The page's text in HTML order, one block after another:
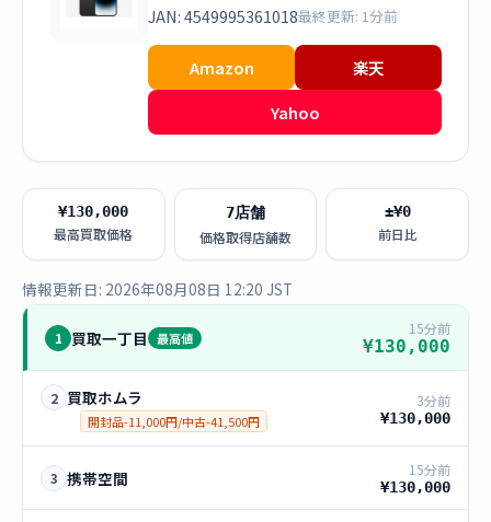
JAN: 4549995361018最終更新: 1分前
Amazon
楽天
Yahoo
¥130,000
最高買取価格
7店舗
価格取得店舗数
±¥0
前日比
情報更新日: 2026年08月08日 12:20 JST
1 買取一丁目 最高値
15分前
¥130,000
2 買取ホムラ
開封品-11,000円/中古-41,500円
3分前
¥130,000
3 携帯空間 15分前
¥130,000